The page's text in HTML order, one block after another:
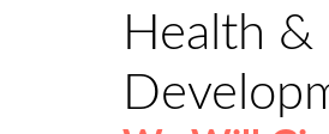
Health &